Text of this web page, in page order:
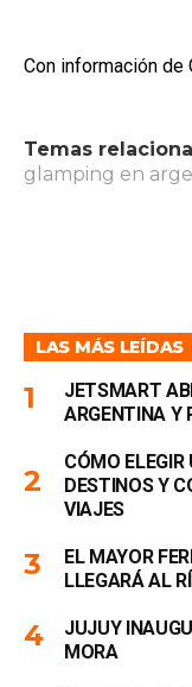
Con información de
Temas
glamping en
LAS MÁS LEÍDAS
JETSMART
ARGENTINA Y
CÓMO ELEGIR
DESTINOS Y
VIAJES
EL MAYOR
LLEGARÁ AL
JUJUY
MORA